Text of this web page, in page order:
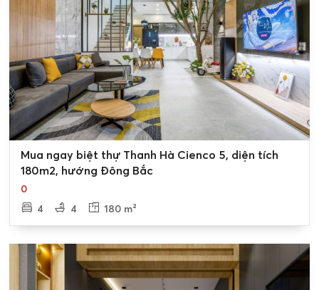
có diện tích từ 75m2, 100m2 và 102m2 với giá bán nhà
liền kề , biệt thự Thanh Hà từ 2,0 tỷ đến 9 tỷ chi tiết như
sau:
>> Xem thêm: Khu A Thanh Hà Cienco 5 - Cập nhật mới
nhất
Mua ngay biệt thự Thanh Hà Cienco 5, diện tích
180m2, hướng Đông Bắc
0
4
4 180 m²